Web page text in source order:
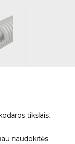
tikslais.
naudokitės